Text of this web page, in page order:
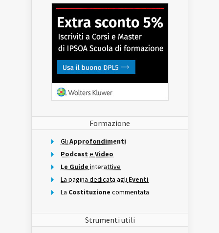
Formazione
Gli Approfondimenti
Podcast e Video
Le Guide interattive
La pagina dedicata agli Eventi
La Costituzione commentata
Strumenti utili